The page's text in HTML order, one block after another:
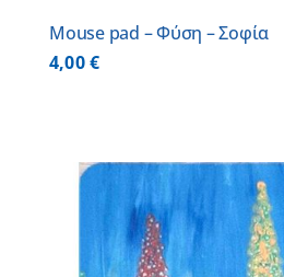
Mouse pad – Φύση – Σοφία
4,00€